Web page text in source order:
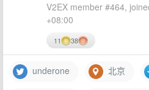
V2EX member #464,
+08:00
11 38
underone 北京